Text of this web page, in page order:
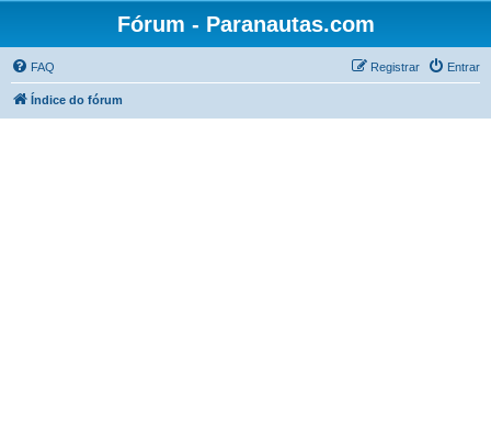
Fórum - Paranautas.com
FAQ Entrar
Registrar
Índice do fórum